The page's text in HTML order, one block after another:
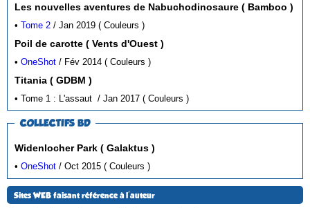
Les nouvelles aventures de Nabuchodinosaure ( Bamboo )
•Tome 2 / Jan 2019 ( Couleurs )
Poil de carotte ( Vents d'Ouest )
•OneShot / Fév 2014 ( Couleurs )
Titania ( GDBM )
• Tome 1 : L'assaut / Jan 2017 ( Couleurs )
COLLECTIFS BD
Widenlocher Park ( Galaktus )
•OneShot / Oct 2015 ( Couleurs )
Sites WEB faisant référence à l'auteur